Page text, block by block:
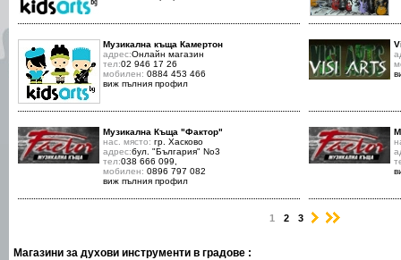
Музикална къща Камертон
адрес:Онлайн магазин
тел:02 946 17 26
мобилен: 0884 453 466
виж пълния профил
Музикална Къща "Фактор"
нас. място: гр. Хасково
адрес:бул. "България" No3
тел:038 666 099,
мобилен: 0896 797 082
виж пълния профил
1 2 3 ›
Магазини за духови инструменти в градове :